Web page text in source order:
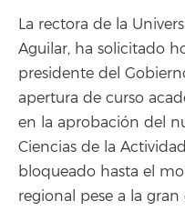
La rectora de la
Aguilar, ha solicitado
presidente del
apertura de curso
en la aprobación del
Ciencias de la
bloqueado hasta el
regional pese a la